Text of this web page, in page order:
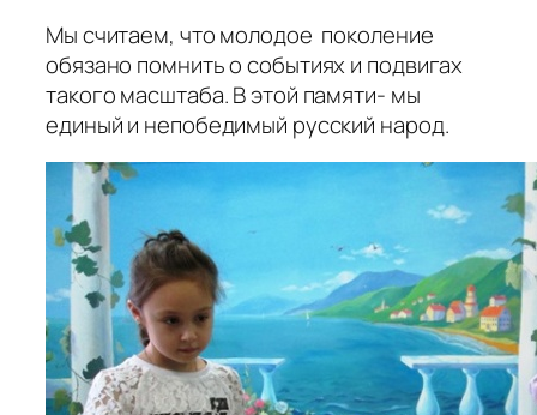
Мы считаем, что молодое поколение
обязано помнить о событиях и подвигах
такого масштаба. В этой памяти- мы
единый и непобедимый русский народ.